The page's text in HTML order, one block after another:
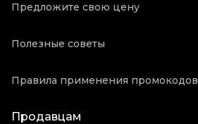
Предложите свою цену
Полезные советы
Правила применения промокодов
Продавцам